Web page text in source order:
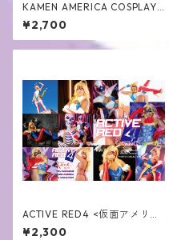
KAMEN AMERICA COSPLAY
PHOTOBOOK3
¥2,700
ACTIVE RED4 <仮面アメリカ
コスプレ写真集第4弾>
¥2,300